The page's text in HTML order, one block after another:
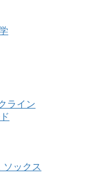
ライン
ソックス